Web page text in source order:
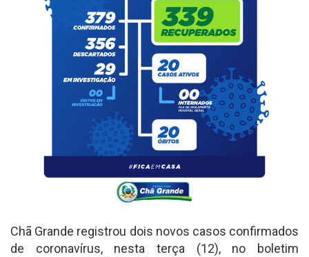
Chã Grande registrou dois novos casos confirmados
de coronavírus, nesta terça (12), no boletim